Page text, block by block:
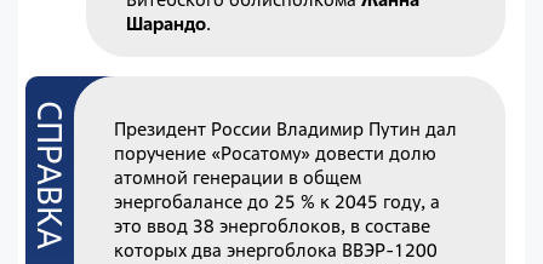
Шарандо.
Президент России Владимир Путин дал
поручение «Росатому» довести долю
атомной генерации в общем
энергобалансе до 25 % к 2045 году, а
это ввод 38 энергоблоков, в составе
которых два энергоблока ВВЭР‐1200